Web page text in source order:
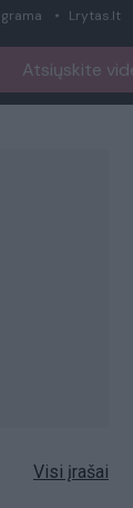
Lrytas.lt
Atsiųskite
Visi įrašai